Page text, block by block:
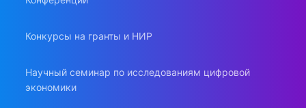
Конкурсы на гранты и НИР
Научный семинар по исследованиям цифровой
экономики